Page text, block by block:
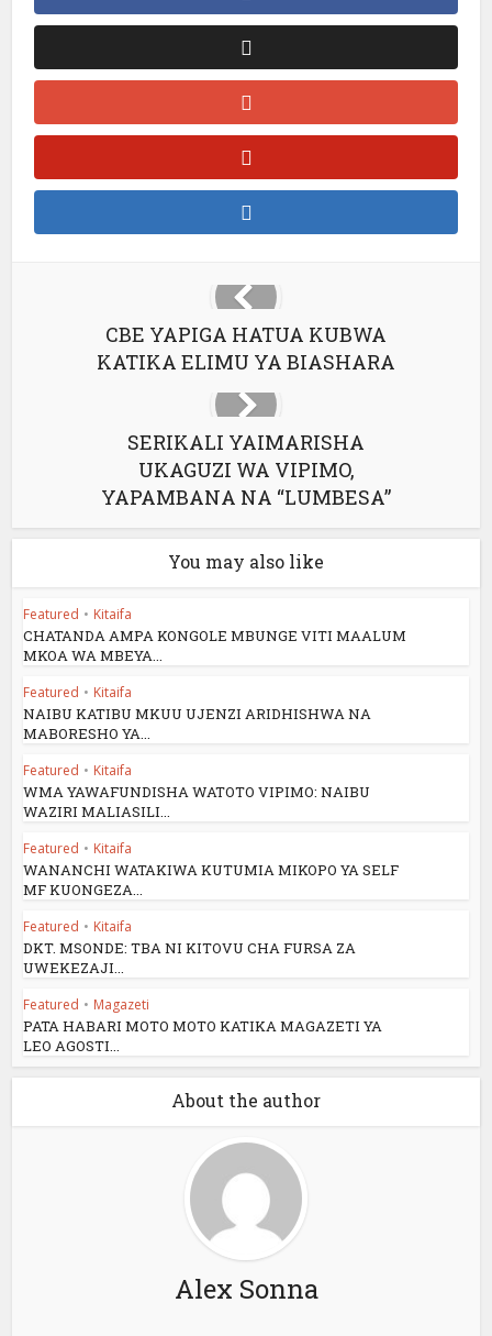
CBE YAPIGA HATUA KUBWA
KATIKA ELIMU YA BIASHARA
SERIKALI YAIMARISHA
UKAGUZI WA VIPIMO,
YAPAMBANA NA “LUMBESA”
You may also like
Featured • Kitaifa
CHATANDA AMPA KONGOLE MBUNGE VITI MAALUM
MKOA WA MBEYA...
Featured • Kitaifa
NAIBU KATIBU MKUU UJENZI ARIDHISHWA NA
MABORESHO YA...
Featured • Kitaifa
WMA YAWAFUNDISHA WATOTO VIPIMO: NAIBU
WAZIRI MALIASILI...
Featured • Kitaifa
WANANCHI WATAKIWA KUTUMIA MIKOPO YA SELF
MF KUONGEZA...
Featured • Kitaifa
DKT. MSONDE: TBA NI KITOVU CHA FURSA ZA
UWEKEZAJI...
Featured • Magazeti
PATA HABARI MOTO MOTO KATIKA MAGAZETI YA
LEO AGOSTI...
About the author
Alex Sonna